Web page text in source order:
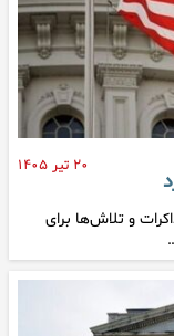
۲۰ تیر ۱۴۰۵
و تلاش‌ها برای